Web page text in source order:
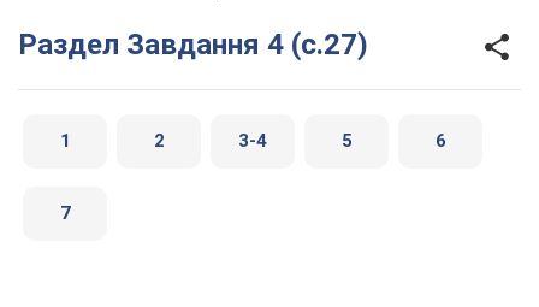
Раздел Завдання 4 (с.27)
1 2 3-4 5 6
7